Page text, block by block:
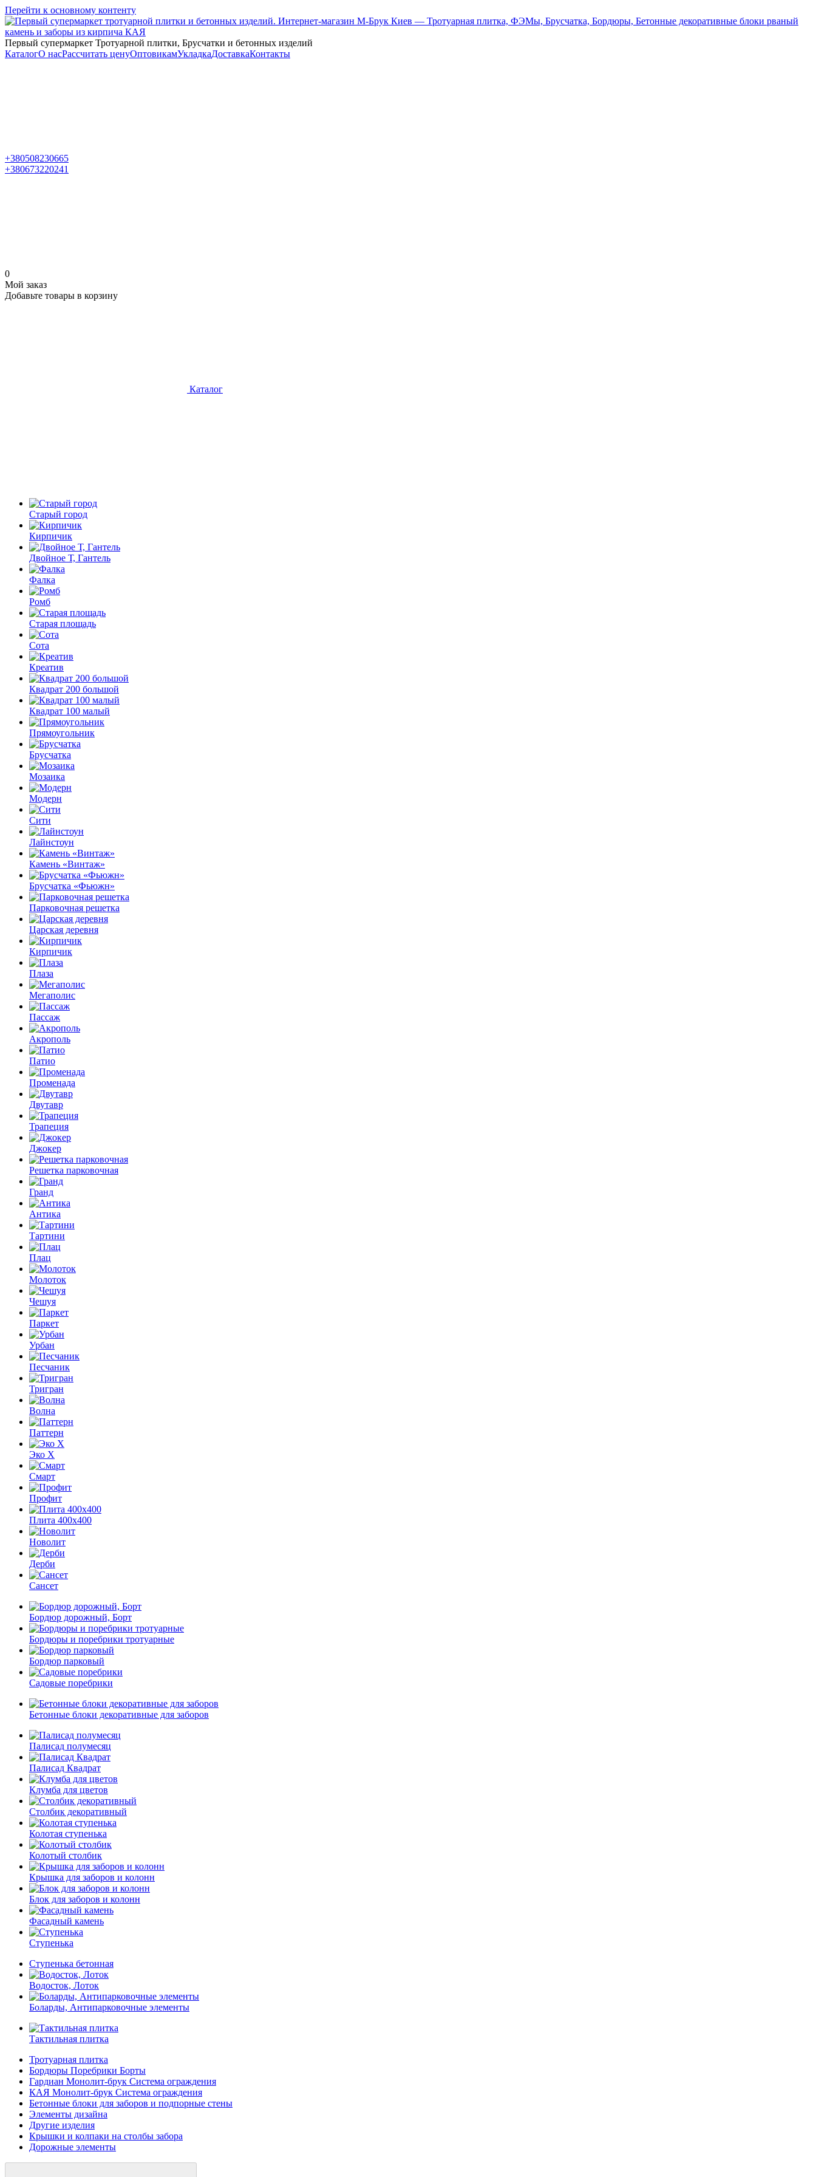
Перейти к основному контенту
Первый супермаркет Тротуарной плитки, Брусчатки и бетонных изделий
КаталогО насРассчитать ценуОптовикамУкладкаДоставкаКонтакты
+380508230665
+380673220241
0
Мой заказ
Добавьте товары в корзину
Каталог
Старый город
Кирпичик
Двойное Т, Гантель
Фалка
Ромб
Старая площадь
Сота
Креатив
Квадрат 200 большой
Квадрат 100 малый
Прямоугольник
Брусчатка
Мозаика
Модерн
Сити
Лайнстоун
Камень «Винтаж»
Брусчатка «Фьюжн»
Парковочная решетка
Царская деревня
Кирпичик
Плаза
Мегаполис
Пассаж
Акрополь
Патио
Променада
Двутавр
Трапеция
Джокер
Решетка парковочная
Гранд
Антика
Тартини
Плац
Молоток
Чешуя
Паркет
Урбан
Песчаник
Тригран
Волна
Паттерн
Эко X
Смарт
Профит
Плита 400х400
Новолит
Дерби
Сансет
Бордюр дорожный, Борт
Бордюры и поребрики тротуарные
Бордюр парковый
Садовые поребрики
Бетонные блоки декоративные для заборов
Палисад полумесяц
Палисад Квадрат
Клумба для цветов
Столбик декоративный
Колотая ступенька
Колотый столбик
Крышка для заборов и колонн
Блок для заборов и колонн
Фасадный камень
Ступенька
Ступенька бетонная
Водосток, Лоток
Боларды, Антипарковочные элементы
Тактильная плитка
Тротуарная плитка
Бордюры Поребрики Борты
Гардиан Монолит-брук Система ограждения
КАЯ Монолит-брук Система ограждения
Бетонные блоки для заборов и подпорные стены
Элементы дизайна
Другие изделия
Крышки и колпаки на столбы забора
Дорожные элементы